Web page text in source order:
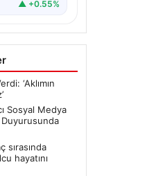
▲ +0.55%
‘Aklımın
Sosyal Medya
Duyurusunda
sırasında
hayatını